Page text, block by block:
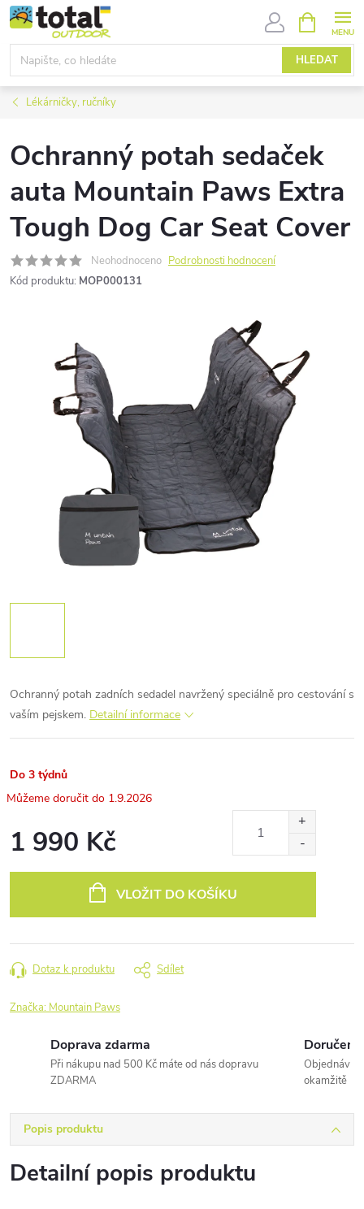
Přejít
na
obsah
HLEDAT
NÁKUPNÍ
KOŠÍK
Lékárničky, ručníky
Ochranný potah sedaček
auta Mountain Paws Extra
Tough Dog Car Seat Cover
Neohodnoceno Podrobnosti hodnocení
Kód produktu: MOP000131
Ochranný potah zadních sedadel navržený speciálně pro cestování s
vaším pejskem. Detailní informace
Do 3 týdnů
1.9.2026
1 990 Kč
VLOŽIT DO KOŠÍKU
Dotaz k produktu Sdílet
Značka: Mountain Paws
Doprava zdarma
Při nákupu nad 500 Kč máte od nás dopravu
ZDARMA
Doručení
okamžitě
Popis produktu
Detailní popis produktu